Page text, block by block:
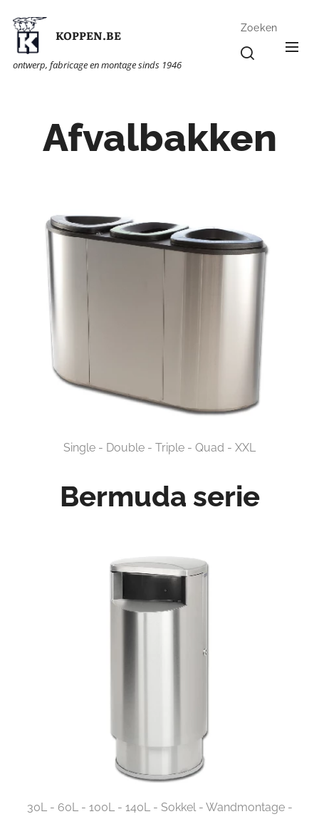
KOPPEN.BE
ontwerp, fabricage en montage sinds 1946
Zoeken
Afvalbakken
Single - Double - Triple - Quad - XXL
Bermuda serie
30L - 60L - 100L - 140L - Sokkel - Wandmontage -